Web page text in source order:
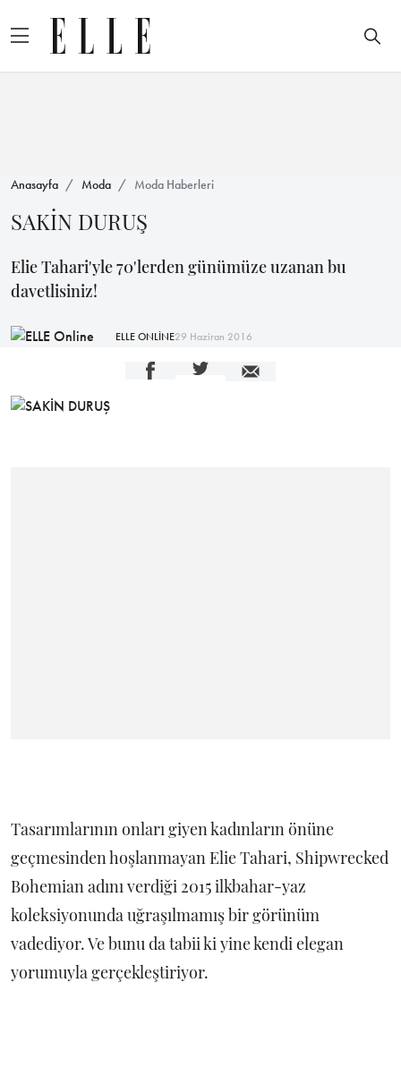
Anasayfa Moda Moda Haberleri
SAKİN DURUŞ
Elie Tahari'yle 70'lerden günümüze uzanan bu
davetlisiniz!
ELLE ONLİNE29 Haziran 2016
Tasarımlarının onları giyen kadınların önüne
geçmesinden hoşlanmayan Elie Tahari, Shipwrecked
Bohemian adını verdiği 2015 ilkbahar-yaz
koleksiyonunda uğraşılmamış bir görünüm
vadediyor. Ve bunu da tabii ki yine kendi elegan
yorumuyla gerçekleştiriyor.